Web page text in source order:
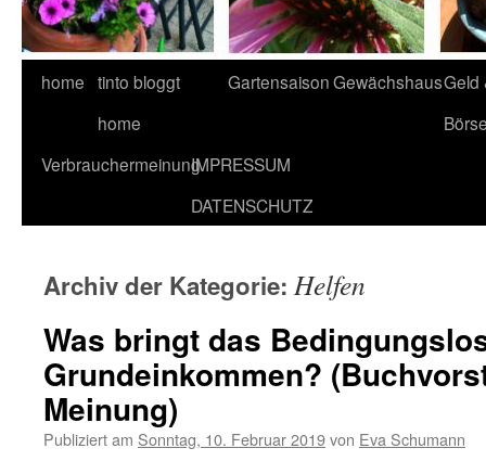
home tinto bloggt
home
GartensaisonGewächshausGeld
VerbrauchermeinungIMPRESSUM
DATENSCHUTZ
Archiv der Kategorie: Helfen
Was bringt das
Grundeinkommen?
Meinung)
Publiziert am Sonntag, 10. Februar 2019von Eva Schumann